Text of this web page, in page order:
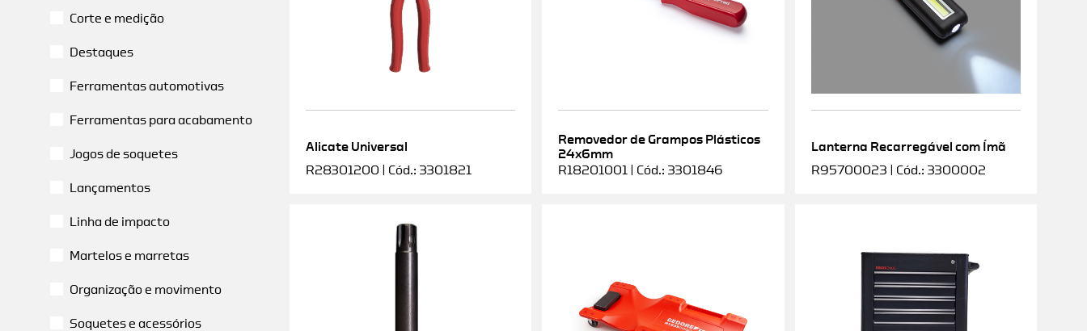
Corte e medição
Destaques
Ferramentas automotivas
Ferramentas para acabamento
Jogos de soquetes
Lançamentos
Linha de impacto
Martelos e marretas
Organização e movimento
Soquetes e acessórios
Alicate Universal
R28301200 | Cód.: 3301821
Removedor de Grampos Plásticos
24x6mm
R18201001 | Cód.: 3301846
Lanterna Recarregável com Ímã
R95700023 | Cód.: 3300002